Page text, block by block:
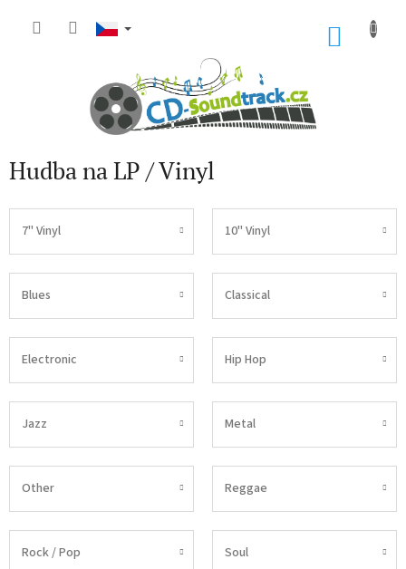
Hudba na LP / Vinyl
7" Vinyl 10" Vinyl
Blues Classical
Electronic Hip Hop
Jazz Metal
Other Reggae
Rock / Pop Soul